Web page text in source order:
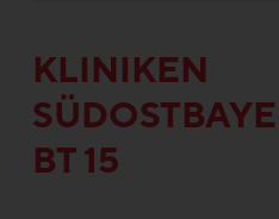
KLINIKEN
BT 15